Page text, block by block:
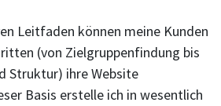
Leitfaden können meine Kunden
(von Zielgruppenfindung bis
Struktur) ihre Website
Basis erstelle ich in wesentlich